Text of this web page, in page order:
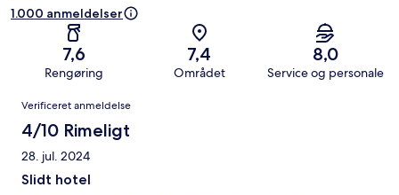
1.000 anmeldelser
7,6
Rengøring
7,4
Området
8,0
Service og personale
Anmeldelser
Verificeret anmeldelse
4/10 Rimeligt
28. jul. 2024
Slidt hotel